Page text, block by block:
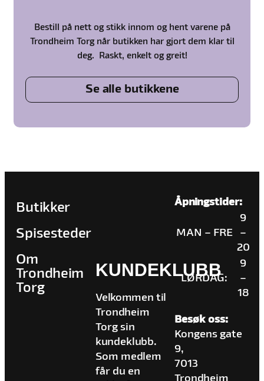
Bestill på nett og stikk innom og hent varene på
Trondheim Torg når butikken har gjort dem klar til
deg. Raskt, enkelt og greit!
Se alle butikkene
Butikker
Spisesteder
Om
Trondheim
Torg
KUNDEKLUBB
Velkommen til
Trondheim
Torg sin
kundeklubb.
Som medlem
får du en
Åpningstider:
MAN – FRE
9
–
20
LØRDAG:
9
–
18
Besøk oss:
Kongens gate
9,
7013
Trondheim